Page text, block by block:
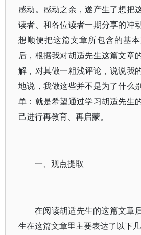
感动。感动之余，遂产生了想把
读者、和各位读者一期分享的冲
想顺便把这篇文章所包含的基
后，根据我对胡适先生这篇文章
解，对其做一粗浅评论，说说我
地说，我做这些并不是为了什么
单：就是希望通过学习胡适先生
己进行再教育、再启蒙。
一、观点提取
在阅读胡适先生的这篇文章
生在这篇文章里主要表达了以下几